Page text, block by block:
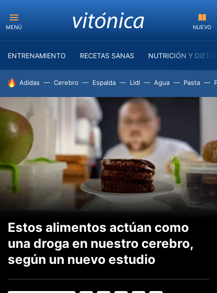
MENÚ NUEVO
ENTRENAMIENTO RECETAS SANAS NUTRICIÓN Y
HOY SE HABLA DE
Adidas Cerebro Espalda Lidl Agua Pasta
Estos alimentos actúan como
una droga en nuestro cerebro,
según un nuevo estudio